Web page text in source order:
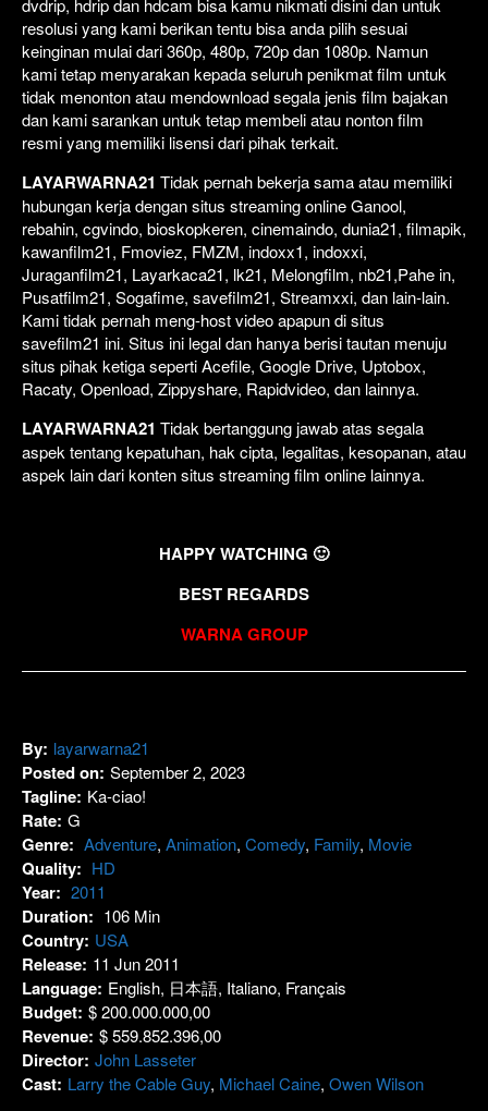
dvdrip, hdrip dan hdcam bisa kamu nikmati disini dan untuk
resolusi yang kami berikan tentu bisa anda pilih sesuai
keinginan mulai dari 360p, 480p, 720p dan 1080p. Namun
kami tetap menyarakan kepada seluruh penikmat film untuk
tidak menonton atau mendownload segala jenis film bajakan
dan kami sarankan untuk tetap membeli atau nonton film
resmi yang memiliki lisensi dari pihak terkait.
LAYARWARNA21 Tidak pernah bekerja sama atau memiliki
hubungan kerja dengan situs streaming online Ganool,
rebahin, cgvindo, bioskopkeren, cinemaindo, dunia21, filmapik,
kawanfilm21, Fmoviez, FMZM, indoxx1, indoxxi,
Juraganfilm21, Layarkaca21, lk21, Melongfilm, nb21,Pahe in,
Pusatfilm21, Sogafime, savefilm21, Streamxxi, dan lain-lain.
Kami tidak pernah meng-host video apapun di situs
savefilm21 ini. Situs ini legal dan hanya berisi tautan menuju
situs pihak ketiga seperti Acefile, Google Drive, Uptobox,
Racaty, Openload, Zippyshare, Rapidvideo, dan lainnya.
LAYARWARNA21 Tidak bertanggung jawab atas segala
aspek tentang kepatuhan, hak cipta, legalitas, kesopanan, atau
aspek lain dari konten situs streaming film online lainnya.
HAPPY WATCHING 🙂
BEST REGARDS
WARNA GROUP
By: layarwarna21
Posted on: September 2, 2023
Tagline: Ka-ciao!
Rate: G
Genre: Adventure, Animation, Comedy, Family, Movie
Quality: HD
Year: 2011
Duration: 106 Min
Country: USA
Release: 11 Jun 2011
Language: English, 日本語, Italiano, Français
Budget: $ 200.000.000,00
Revenue: $ 559.852.396,00
Director: John Lasseter
Cast: Larry the Cable Guy, Michael Caine, Owen Wilson